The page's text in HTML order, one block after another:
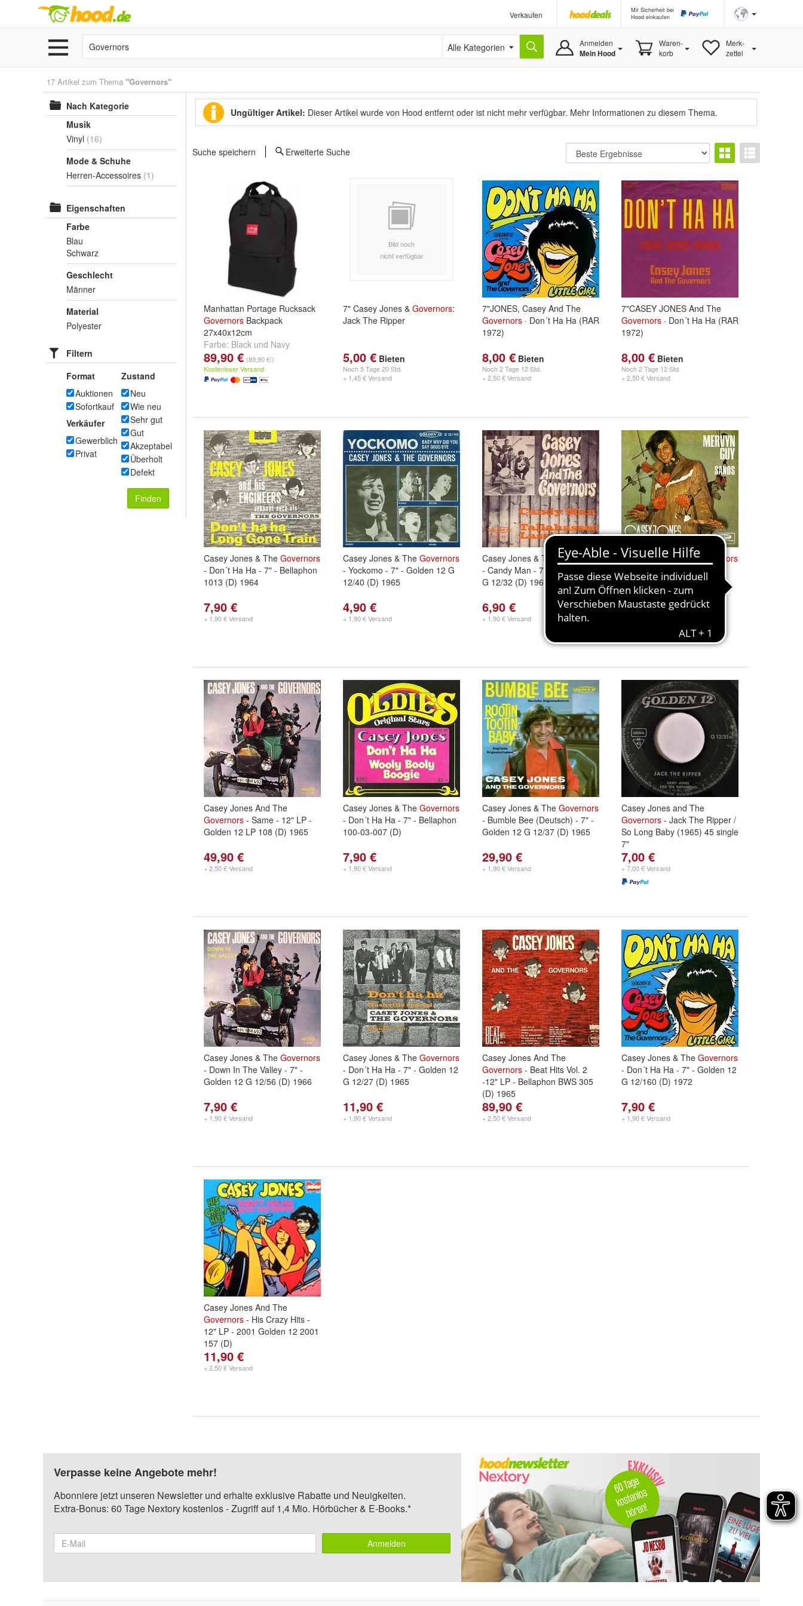
Verkaufen
Mit Sicherheit bei
Hood einkaufen
Alle Kategorien Anmelden
Mein Hood
Waren-
korb
Merk-
zettel
17 Artikel zum Thema "Governors"
Nach Kategorie
Musik
Vinyl (16)
Mode & Schuhe
Herren-Accessoires (1)
Eigenschaften
Farbe
Blau
Schwarz
Geschlecht
Männer
Material
Polyester
Filtern
Format
Auktionen
Sofortkauf
Verkäufer
Gewerblich
Privat
Zustand
Neu
Wie neu
Sehr gut
Gut
Akzeptabel
Überholt
Defekt
Finden
Ungültiger Artikel: Dieser Artikel wurde von Hood entfernt oder ist nicht mehr verfügbar. Mehr Informationen zu diesem Thema.
Suche speichern Erweiterte Suche
Manhattan Portage Rucksack
Governors Backpack
27x40x12cm
Farbe: Black und Navy
89,90 € (89,90 €/)
Kostenloser Versand
Bild noch
nicht verfügbar
7" Casey Jones & Governors:
Jack The Ripper
5,00 € Bieten
Noch5 Tage 20 Std.
+ 1,45 € Versand
7"JONES, Casey And The
Governors · Don´t Ha Ha (RAR
1972)
8,00 € Bieten
Noch2 Tage 12 Std.
+ 2,50 € Versand
7"CASEY JONES And The
Governors · Don´t Ha Ha (RAR
1972)
8,00 € Bieten
Noch2 Tage 12 Std.
+ 2,50 € Versand
Casey Jones & The Governors
- Don´t Ha Ha - 7" - Bellaphon
1013 (D) 1964
7,90 €
+ 1,90 € Versand
Casey Jones & The Governors
- Yockomo - 7" - Golden 12 G
12/40 (D) 1965
4,90 €
+ 1,90 € Versand
Casey Jones & The Governors
- Candy Man - 7" - Golden 12
G 12/32 (D) 1965
6,90 €
+ 1,90 € Versand
Casey Jones & TheGovernors
- Mervyn Guy / Sands - 7" -
Vogue DV 14 661 (D) 1967
12,90 €
Casey Jones And The
Governors - Same - 12" LP -
Golden 12 LP 108 (D) 1965
49,90 €
+ 2,50 € Versand
Casey Jones & The Governors
- Don´t Ha Ha - 7" - Bellaphon
100-03-007 (D)
7,90 €
+ 1,90 € Versand
Casey Jones & The Governors
- Bumble Bee (Deutsch) - 7" -
Golden 12 G 12/37 (D) 1965
29,90 €
+ 1,90 € Versand
Casey Jones and The
Governors - Jack The Ripper /
So Long Baby (1965) 45 single
7"
7,00 €
+ 7,00 € Versand
Casey Jones & The Governors
- Down In The Valley - 7" -
Golden 12 G 12/56 (D) 1966
7,90 €
+ 1,90 € Versand
Casey Jones & The Governors
- Don´t Ha Ha - 7" - Golden 12
G 12/27 (D) 1965
11,90 €
+ 1,90 € Versand
Casey Jones And The
Governors - Beat Hits Vol. 2
-12" LP - Bellaphon BWS 305
(D) 1965
89,90 €
+ 2,50 € Versand
Casey Jones & The Governors
- Don´t Ha Ha - 7" - Golden 12
G 12/160 (D) 1972
7,90 €
+ 1,90 € Versand
Casey Jones And The
Governors - His Crazy Hits -
12" LP - 2001 Golden 12 2001
157 (D)
11,90 €
+ 2,50 € Versand
Verpasse keine Angebote mehr!
Abonniere jetzt unseren Newsletter und erhalte exklusive Rabatte und Neuigkeiten.
Extra-Bonus: 60 Tage Nextory kostenlos - Zugriff auf 1,4 Mio. Hörbücher & E-Books.*
Anmelden